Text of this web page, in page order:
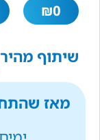
0
₪
שיתוף מהיר
מאז